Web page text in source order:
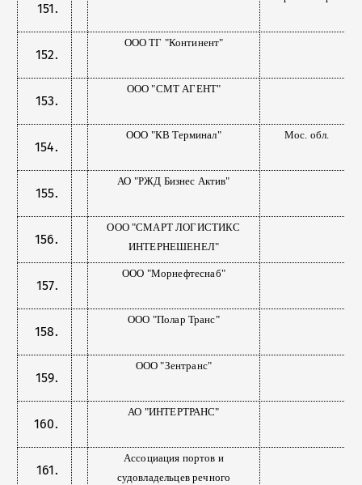
ООО ТГ "Континент"
ООО "СМТ АГЕНТ"
ООО "КВ Терминал" Мос. обл.
АО "РЖД Бизнес Актив"
ООО "СМАРТ ЛОГИСТИКС
ИНТЕРНЕШЕНЕЛ"
ООО "Морнефтеснаб"
ООО "Полар Транс"
ООО "Зентранс"
АО "ИНТЕРТРАНС"
Ассоциация портов и
судовладельцев речного